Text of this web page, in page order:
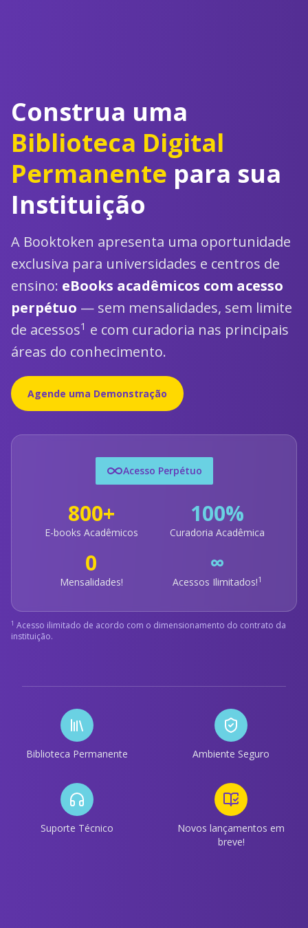
Construa uma
Biblioteca Digital
Permanente para sua
Instituição
A Booktoken apresenta uma oportunidade
exclusiva para universidades e centros de
ensino: eBooks acadêmicos com acesso
perpétuo — sem mensalidades, sem limite
de acessos1 e com curadoria nas principais
áreas do conhecimento.
Agende uma Demonstração
Acesso Perpétuo
800+
E-books Acadêmicos
100%
Curadoria Acadêmica
0
Mensalidades!
∞
Acessos Ilimitados!1
1 Acesso ilimitado de acordo com o dimensionamento do contrato da
instituição.
Biblioteca Permanente Ambiente Seguro
Suporte Técnico
Novos lançamentos em
breve!